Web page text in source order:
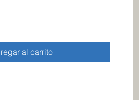
al carrito